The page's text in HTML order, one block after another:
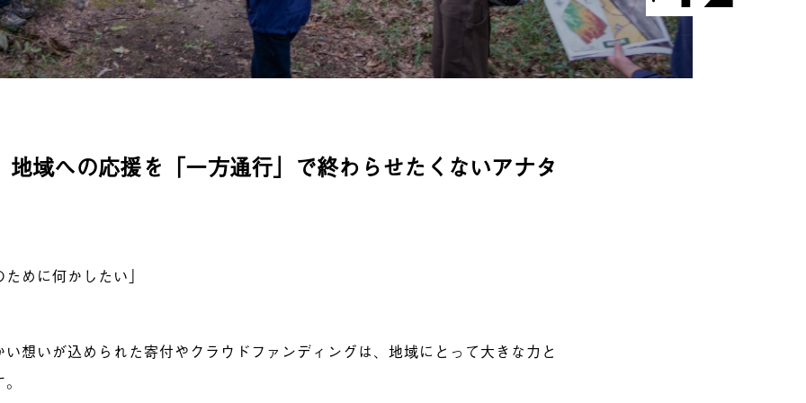
地域への応援を「一方通行」で終わらせたくないアナタ
めに何かしたい」
い想いが込められた寄付やクラウドファンディングは、地域にとって大きな力と